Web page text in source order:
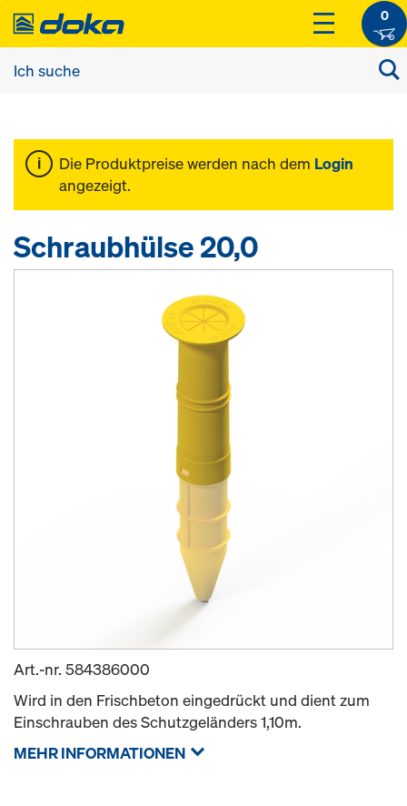
0
Die Produktpreise werden nach dem Login
angezeigt.
Schraubhülse 20,0
Art.-nr. 584386000
Wird in den Frischbeton eingedrückt und dient zum
Einschrauben des Schutzgeländers 1,10m.
MEHR INFORMATIONEN